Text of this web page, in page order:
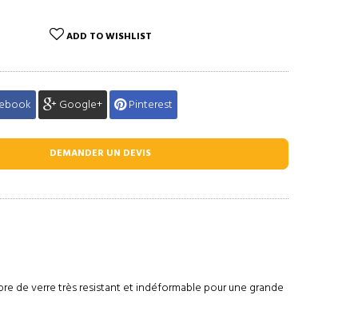
ADD TO WISHLIST
Google+ Pinterest
DEMANDER UN DEVIS
de verre très resistant et indéformable pour une grande